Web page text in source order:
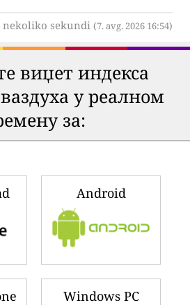
nekoliko sekundi (7. avg. 2026 16:54)
виџет индекса
у реалном
за:
Android
Windows PC